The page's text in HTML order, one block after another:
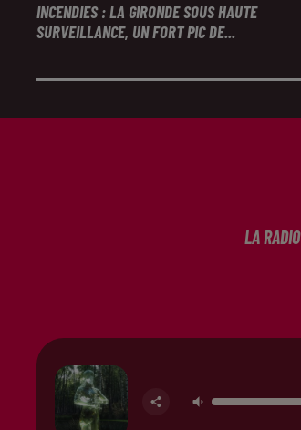
INCENDIES : LA GIRONDE SOUS HAUTE
SURVEILLANCE, UN FORT PIC DE...
LA RADIO